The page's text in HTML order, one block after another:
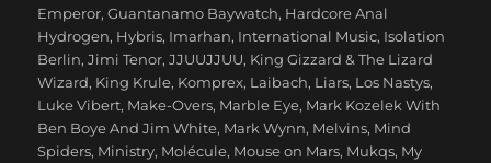
Emperor,Guantanamo Baywatch, Hardcore Anal
Hydrogen, Hybris, Imarhan, International Music, Isolation
Berlin,Jimi Tenor,JJUUJJUU, King Gizzard & The Lizard
Wizard, King Krule, Komprex, Laibach, Liars, Los Nastys,
Luke Vibert, Make-Overs, Marble Eye, Mark Kozelek With
Ben Boye And Jim White, Mark Wynn, Melvins, Mind
Spiders, Ministry, Molécule, Mouse on Mars, Mukqs, My